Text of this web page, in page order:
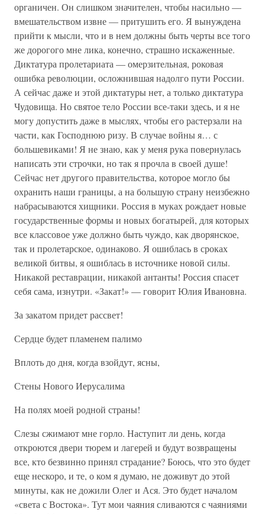
органичен. Он слишком значителен, чтобы насильно —
вмешательством извне — притушить его. Я вынуждена
прийти к мысли, что и в нем должны быть черты все того
же дорогого мне лика, конечно, страшно искаженные.
Диктатура пролетариата — омерзительная, роковая
ошибка революции, осложнившая надолго пути России.
А сейчас даже и этой диктатуры нет, а только диктатура
Чудовища. Но святое тело России все-таки здесь, и я не
могу допустить даже в мыслях, чтобы его растерзали на
части, как Господнюю ризу. В случае войны я… с
большевиками! Я не знаю, как у меня рука повернулась
написать эти строчки, но так я прочла в своей душе!
Сейчас нет другого правительства, которое могло бы
охранить наши границы, а на большую страну неизбежно
набрасываются хищники. Россия в муках рождает новые
государственные формы и новых богатырей, для которых
все классовое уже должно быть чуждо, как дворянское,
так и пролетарское, одинаково. Я ошиблась в сроках
великой битвы, я ошиблась в источнике новой силы.
Никакой реставрации, никакой антанты! Россия спасет
себя сама, изнутри. «Закат!» — говорит Юлия Ивановна.
За закатом придет рассвет!
Сердце будет пламенем палимо
Вплоть до дня, когда взойдут, ясны,
Стены Нового Иерусалима
На полях моей родной страны!
Слезы сжимают мне горло. Наступит ли день, когда
откроются двери тюрем и лагерей и будут возвращены
все, кто безвинно принял страдание? Боюсь, что это будет
еще нескоро, и те, о ком я думаю, не доживут до этой
минуты, как не дожили Олег и Ася. Это будет началом
«света с Востока». Тут мои чаяния сливаются с чаяниями